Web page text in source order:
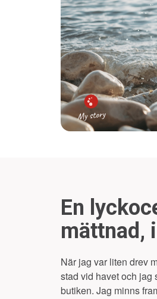
En
mättnad,
När jag var liten drev
stad vid havet och jag
butiken. Jag minns